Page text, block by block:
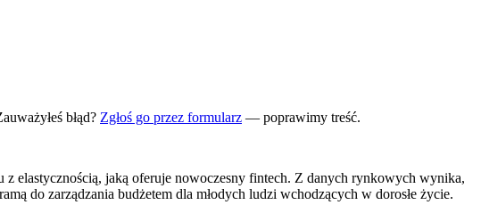
błąd? Zgłoś go przez formularz — poprawimy treść.
elastycznością, jaką oferuje nowoczesny fintech. Z danych rynkowych wynika,
do zarządzania budżetem dla młodych ludzi wchodzących w dorosłe życie.